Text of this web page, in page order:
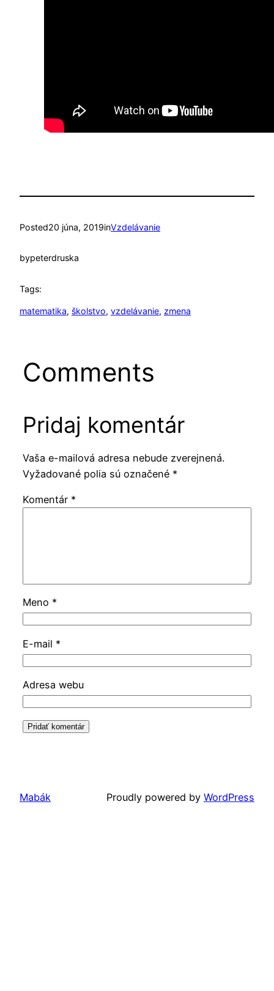
Posted20 júna, 2019inVzdelávanie
bypeterdruska
Tags:
matematika, školstvo, vzdelávanie, zmena
Comments
Pridaj komentár
Vaša e-mailová adresa nebude zverejnená.
Vyžadované polia sú označené *
Komentár *
Meno *
E-mail *
Adresa webu
Mabák Proudly powered by WordPress